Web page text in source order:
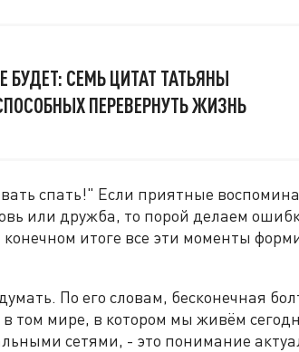
БУДЕТ: СЕМЬ ЦИТАТ ТАТЬЯНЫ
ПЕРЕВЕРНУТЬ ЖИЗНЬ
спать!" Если приятные
или дружба, то порой делаем
итоге все эти моменты
По его словам, бесконечная
том мире, в котором мы живём
сетями, - это понимание